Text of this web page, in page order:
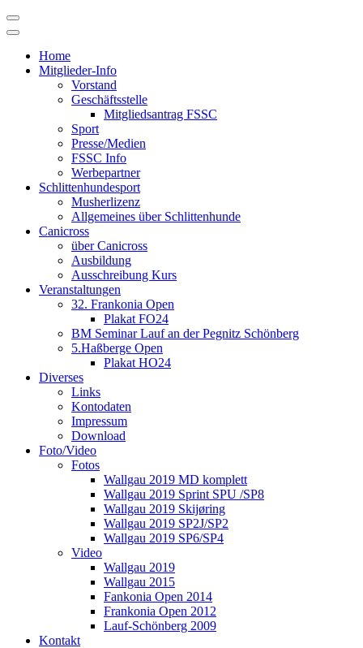
Skip
to
Home
Mitglieder-Info
Vorstand
Geschäftsstelle
Mitgliedsantrag FSSC
Sport
Presse/Medien
FSSC Info
Werbepartner
Schlittenhundesport
Musherlizenz
Allgemeines über Schlittenhunde
Canicross
über Canicross
Ausbildung
Ausschreibung Kurs
Veranstaltungen
32. Frankonia Open
Plakat FO24
BM Seminar Lauf an der Pegnitz Schönberg
5.Haßberge Open
Plakat HO24
Diverses
Links
Kontodaten
Impressum
Download
Foto/Video
Fotos
Wallgau 2019 MD komplett
Wallgau 2019 Sprint SPU /SP8
Wallgau 2019 Skijøring
Wallgau 2019 SP2J/SP2
Wallgau 2019 SP6/SP4
Video
Wallgau 2019
Wallgau 2015
Fankonia Open 2014
Frankonia Open 2012
Lauf-Schönberg 2009
Kontakt